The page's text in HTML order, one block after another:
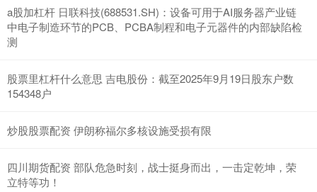
a股加杠杆 日联科技(688531.SH)：设备可用于AI服务器产业链
中电子制造环节的PCB、PCBA制程和电子元器件的内部缺陷检
测
股票里杠杆什么意思 吉电股份：截至2025年9月19日股东户数
154348户
炒股股票配资 伊朗称福尔多核设施受损有限
四川期货配资 部队危急时刻，战士挺身而出，一击定乾坤，荣
立特等功！